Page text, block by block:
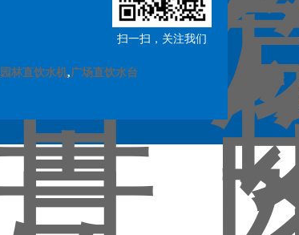
扫一扫，关注我们
园林直饮水机,广场直饮水台